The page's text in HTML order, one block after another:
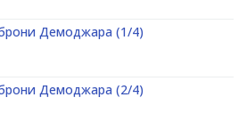
Демоджара (1/4)
Демоджара (2/4)